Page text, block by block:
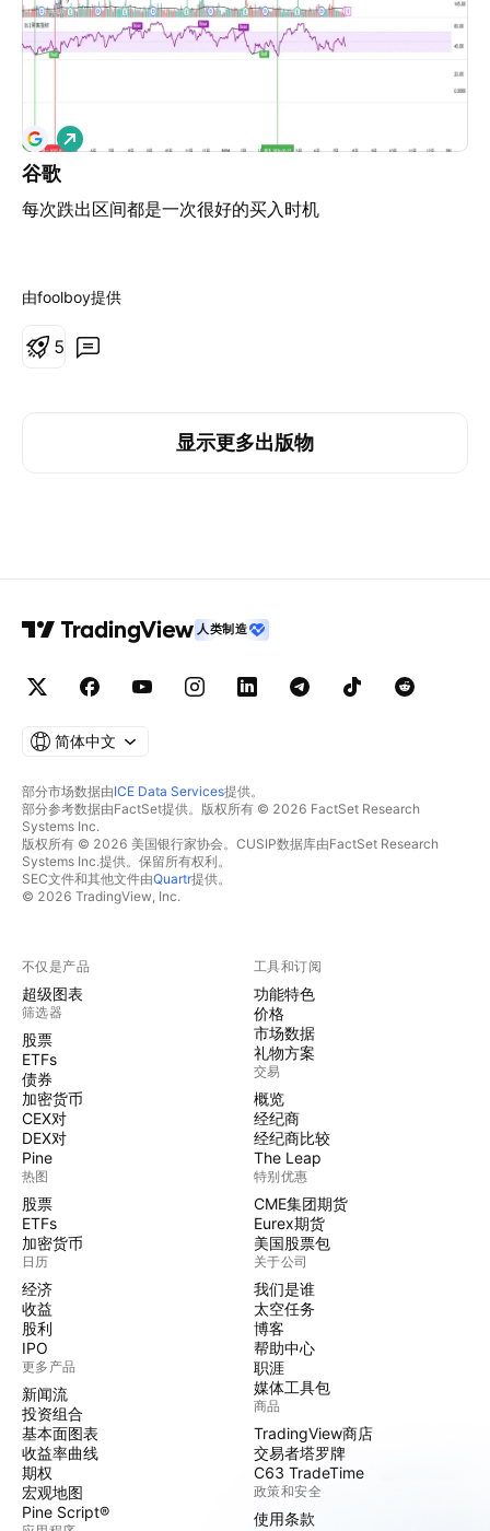
谷歌
每次跌出区间都是一次很好的买入时机
做
多
由foolboy提供
5
显示更多出版物
人类制造
简体中文
部分市场数据由ICE Data Services提供。
部分参考数据由FactSet提供。版权所有 © 2026 FactSet Research
Systems Inc.
版权所有 © 2026 美国银行家协会。CUSIP数据库由FactSet Research
Systems Inc.提供。保留所有权利。
SEC文件和其他文件由Quartr提供。
© 2026 TradingView, Inc.
不仅是产品
超级图表
筛选器
股票
ETFs
债券
加密货币
CEX对
DEX对
Pine
热图
股票
ETFs
加密货币
日历
经济
收益
股利
IPO
更多产品
新闻流
投资组合
基本面图表
收益率曲线
期权
宏观地图
Pine Script®
工具和订阅
功能特色
价格
市场数据
礼物方案
交易
概览
经纪商
经纪商比较
The Leap
特别优惠
CME集团期货
Eurex期货
美国股票包
关于公司
我们是谁
太空任务
博客
帮助中心
职涯
媒体工具包
商品
TradingView商店
交易者塔罗牌
C63 TradeTime
政策和安全
使用条款